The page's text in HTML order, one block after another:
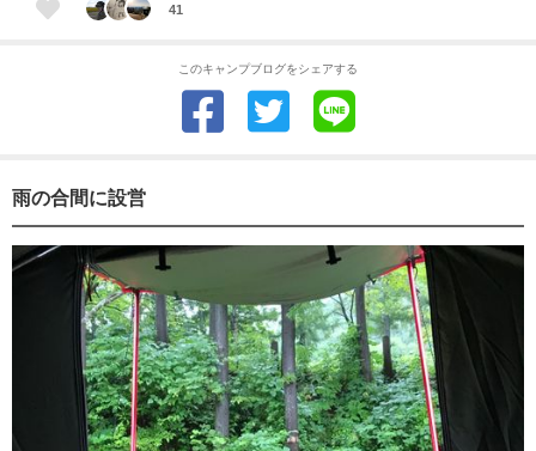
41
このキャンプブログをシェアする
雨の合間に設営